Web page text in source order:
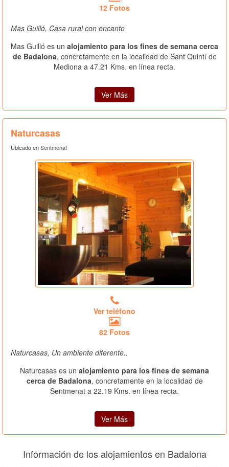
12 Fotos
Mas Guilló, Casa rural con encanto
Mas Guilló es un alojamiento para los fines de semana cerca
de Badalona, concretamente en la localidad de Sant Quintí de
Mediona a 47.21 Kms. en línea recta.
Ver Más
Naturcasas
Ubicado en Sentmenat
Ver teléfono
82 Fotos
Naturcasas, Un ambiente diferente..
Naturcasas es un alojamiento para los fines de semana
cerca de Badalona, concretamente en la localidad de
Sentmenat a 22.19 Kms. en línea recta.
Ver Más
Información de los alojamientos en Badalona